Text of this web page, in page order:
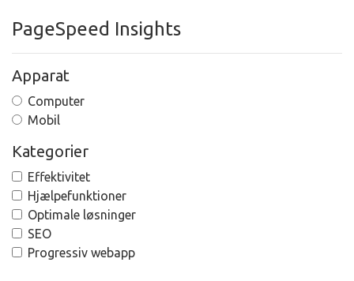
PageSpeed Insights
Apparat
Computer
Mobil
Kategorier
Effektivitet
Hjælpefunktioner
Optimale løsninger
SEO
Progressiv webapp